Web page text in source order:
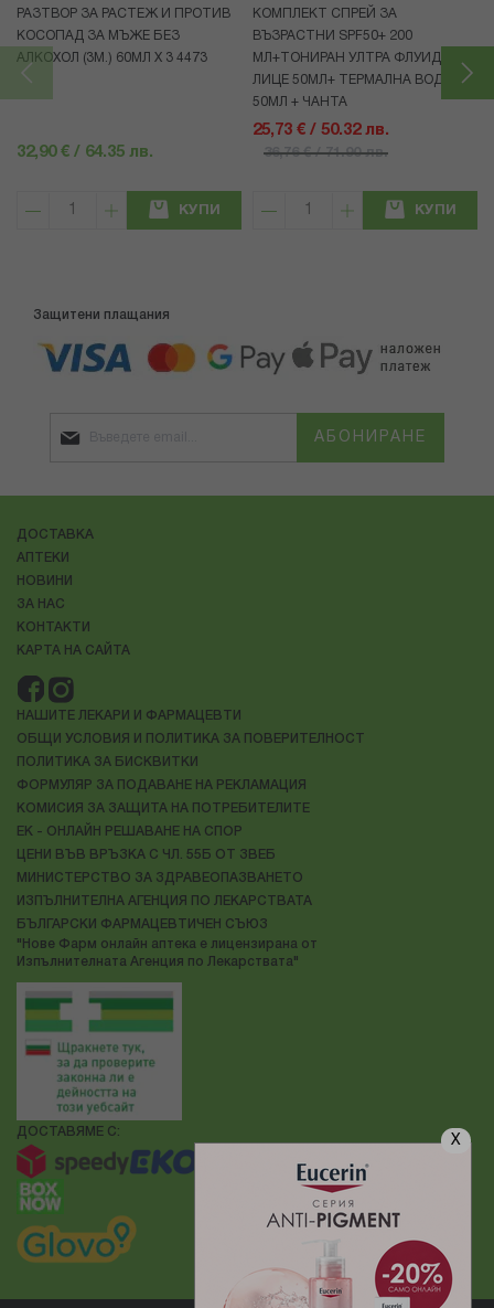
X
РАЗТВОР ЗА РАСТЕЖ И ПРОТИВ
КОСОПАД ЗА МЪЖЕ БЕЗ
АЛКОХОЛ (3М.) 60МЛ X 3 4473
32,90 € / 64.35 лв.
КУПИ
КОМПЛЕКТ СПРЕЙ ЗА
ВЪЗРАСТНИ SPF50+ 200
МЛ+ТОНИРАН УЛТРА ФЛУИД ЗА
ЛИЦЕ 50МЛ+ ТЕРМАЛНА ВОДА
50МЛ + ЧАНТА
25,73 € / 50.32 лв.
36,76 € / 71.90 лв.
КУПИ
Защитени плащания
АБОНИРАНЕ
ДОСТАВКА
АПТЕКИ
НОВИНИ
ЗА НАС
КОНТАКТИ
КАРТА НА САЙТА
НАШИТЕ ЛЕКАРИ И ФАРМАЦЕВТИ
ОБЩИ УСЛОВИЯ И ПОЛИТИКА ЗА ПОВЕРИТЕЛНОСТ
ПОЛИТИКА ЗА БИСКВИТКИ
ФОРМУЛЯР ЗА ПОДАВАНЕ НА РЕКЛАМАЦИЯ
КОМИСИЯ ЗА ЗАЩИТА НА ПОТРЕБИТЕЛИТЕ
ЕК - ОНЛАЙН РЕШАВАНЕ НА СПОР
ЦЕНИ ВЪВ ВРЪЗКА С ЧЛ. 55Б ОТ ЗВЕБ
МИНИСТЕРСТВО ЗА ЗДРАВЕОПАЗВАНЕТО
ИЗПЪЛНИТЕЛНА АГЕНЦИЯ ПО ЛЕКАРСТВАТА
БЪЛГАРСКИ ФАРМАЦЕВТИЧЕН СЪЮЗ
"Нове Фарм онлайн аптека е лицензирана от
Изпълнителната Агенция по Лекарствата"
ДОСТАВЯМЕ С: